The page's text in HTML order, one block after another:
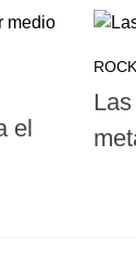
el
ROCK